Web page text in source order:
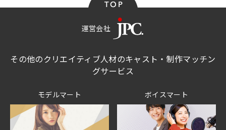
運営会社
その他のクリエイティブ人材のキャスト・制作マッチン
グサービス
モデルマート ボイスマート